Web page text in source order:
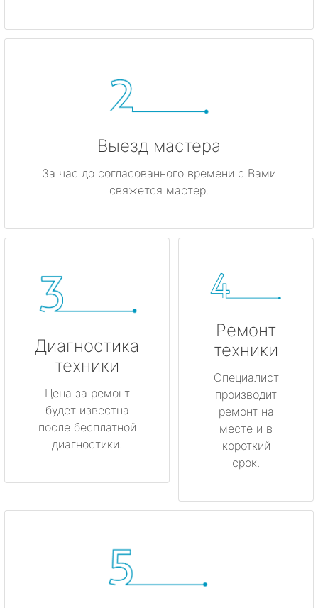
Выезд мастера
За час до согласованного времени с Вами
свяжется мастер.
Диагностика
техники
Цена за ремонт
будет известна
после бесплатной
диагностики.
Ремонт
техники
Специалист
производит
ремонт на
месте и в
короткий
срок.